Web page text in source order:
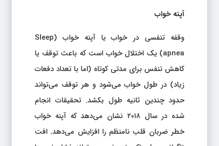
آپنه خواب
وقفه تنفسی در خواب یا آپنه خواب (Sleep
apnea) یک اختلال خواب است که باعث توقف یا
کاهش تنفس برای مدتی کوتاه (اما با تعداد دفعات
زیاد) در طول خواب می‌شود و هر توقف می‌تواند
حدود چندین ثانیه طول بکشد. تحقیقات انجام
شده در سال ۲۰۱۸ نشان می‌دهد که آپنه خواب
خطر ضربان قلب نامنظم را افزایش می‌دهد. افت